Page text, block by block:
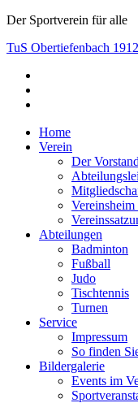
Skip
content
Der Sportverein für alle
TuS Obertiefenbach
Der Sportverein für alle
Home
Verein
Der
Vereinsheim
Abteilungen
Badminton
Fußball
Judo
Tischtennis
Turnen
Service
Impressum
So finden
Bildergalerie
Events im